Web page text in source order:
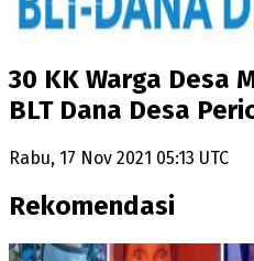
30 KK Warga Desa
BLT Dana Desa
Rabu, 17 Nov 2021 05:13 UTC
Rekomendasi